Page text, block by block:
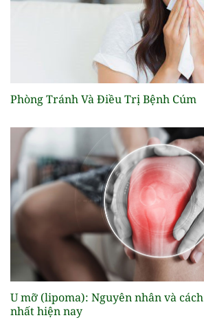
Phòng Tránh Và Điều Trị Bệnh Cúm
U mỡ (lipoma): Nguyên nhân và
nhất hiện nay